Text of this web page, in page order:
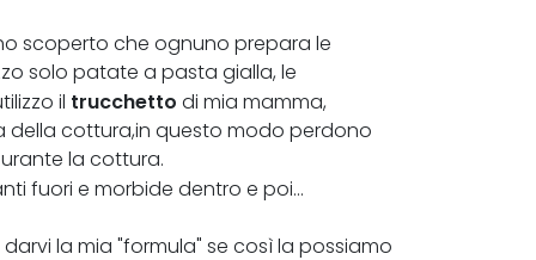
scoperto che ognuno prepara le
solo patate a pasta gialla, le
il trucchetto di mia mamma,
della cottura,in questo modo perdono
la cottura.
fuori e morbide dentro e poi...
la mia "formula" se così la possiamo